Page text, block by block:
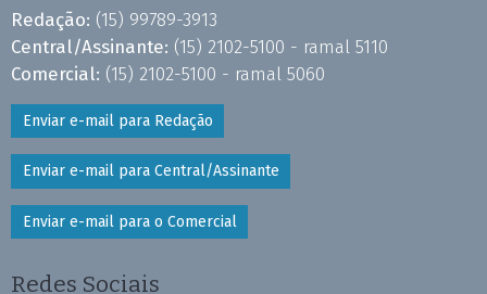
Redação: (15) 99789-3913
Central/Assinante: (15) 2102-5100 - ramal 5110
Comercial: (15) 2102-5100 - ramal 5060
Enviar e-mail para Redação
Enviar e-mail para Central/Assinante
Enviar e-mail para o Comercial
Redes Sociais